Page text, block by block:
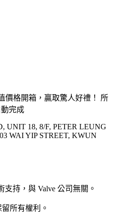
價格開箱，贏取驚人好禮！ 所
完成
UNIT 18, 8/F, PETER LEUNG
WAI YIP STREET, KWUN
支持，與 Valve 公司無關。
所有權利。